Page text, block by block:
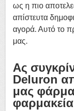
ως η πιο
απίστευτα
αγορά. Αυτό το
μας.
Ας
Deluron
μας